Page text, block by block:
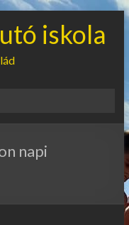
iskola
napi